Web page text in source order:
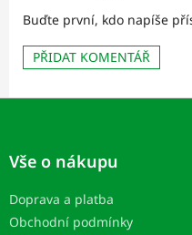
Buďte první, kdo napíše
PŘIDAT KOMENTÁŘ
Z
Vše o nákupu
Doprava a platba
Obchodní podmínky